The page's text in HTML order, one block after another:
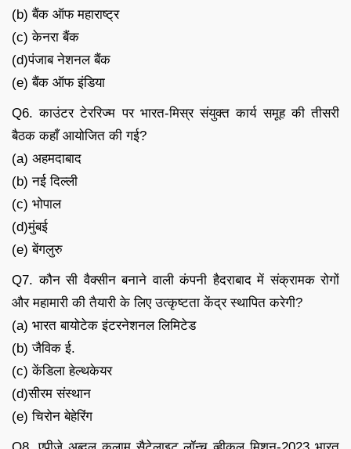
(b) बैंक ऑफ महाराष्ट्र
(c) केनरा बैंक
(d)पंजाब नेशनल बैंक
(e) बैंक ऑफ इंडिया
Q6. काउंटर टेररिज्म पर भारत-मिस्र संयुक्त कार्य समूह की तीसरी
बैठक कहाँ आयोजित की गई?
(a) अहमदाबाद
(b) नई दिल्ली
(c) भोपाल
(d)मुंबई
(e) बेंगलुरु
Q7. कौन सी वैक्सीन बनाने वाली कंपनी हैदराबाद में संक्रामक रोगों
और महामारी की तैयारी के लिए उत्कृष्टता केंद्र स्थापित करेगी?
(a) भारत बायोटेक इंटरनेशनल लिमिटेड
(b) जैविक ई.
(c) केंडिला हेल्थकेयर
(d)सीरम संस्थान
(e) चिरोन बेहेरिंग